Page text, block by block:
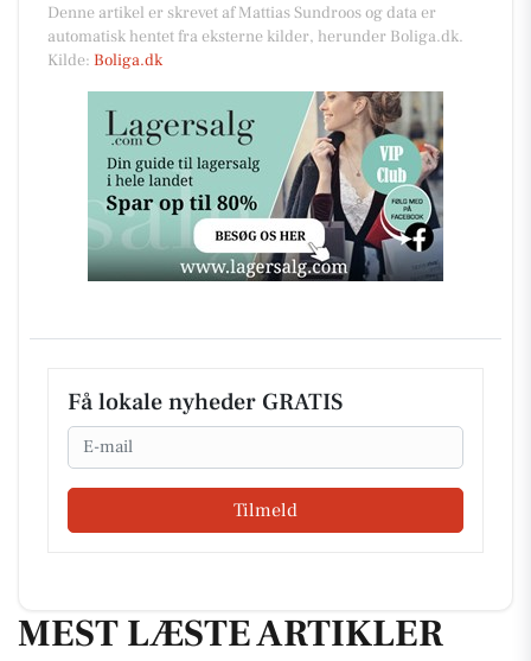
Denne artikel er skrevet af Mattias Sundroos og data er
automatisk hentet fra eksterne kilder, herunder Boliga.dk.
Kilde: Boliga.dk
Få lokale nyheder GRATIS
Email
Tilmeld
MEST LÆSTE ARTIKLER